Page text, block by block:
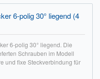
6-polig 30° liegend (4
6-polig 30° liegend. Die
Schrauben im Modell
und fixe Steckverbindung für